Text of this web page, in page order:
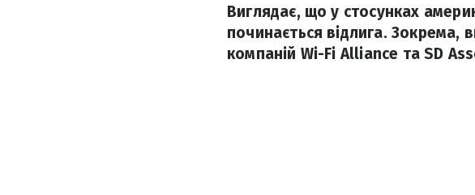
Виглядає, що у стосунках
починається відлига. Зокрема,
компаній Wi-Fi Alliance та SD